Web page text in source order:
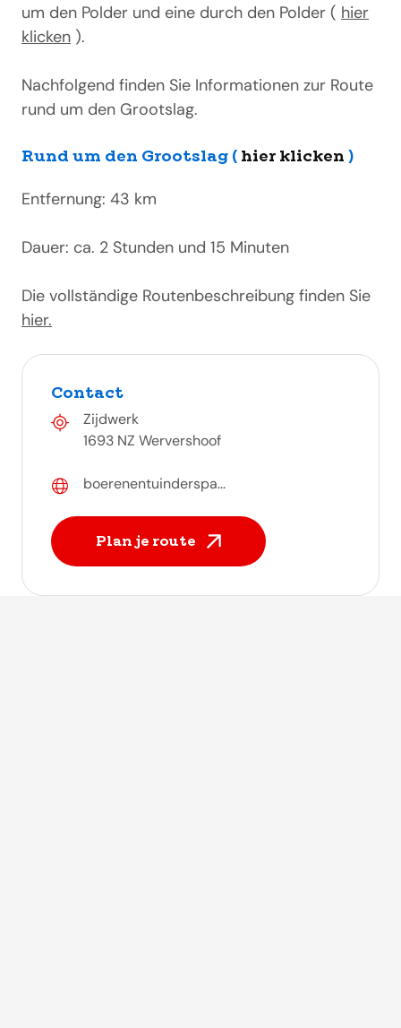
um den Polder und eine durch den Polder ( hier
klicken ).
Nachfolgend finden Sie Informationen zur Route
rund um den Grootslag.
Rund um den Grootslag ( hier klicken )
Entfernung: 43 km
Dauer: ca. 2 Stunden und 15 Minuten
Die vollständige Routenbeschreibung finden Sie
hier.
Contact
Zijdwerk
1693 NZ Wervershoof
boerenentuinderspa...
Plan je route